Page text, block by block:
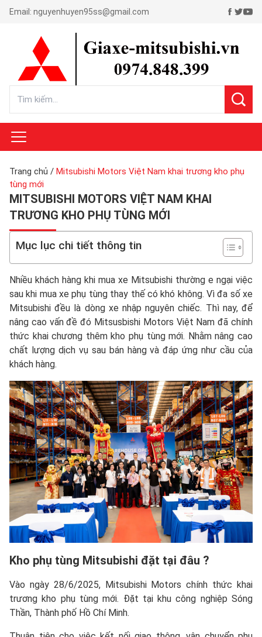
Email: nguyenhuyen95ss@gmail.com
Trang chủ / Mitsubishi Motors Việt Nam khai trương kho phụ
tùng mới
MITSUBISHI MOTORS VIỆT NAM KHAI
TRƯƠNG KHO PHỤ TÙNG MỚI
Mục lục chi tiết thông tin
Nhiều khách hàng khi mua xe Mitsubishi thường e ngại việc
sau khi mua xe phụ tùng thay thế có khó không. Vì đa số xe
Mitsubishi đều là dòng xe nhập nguyên chiếc. Thì nay, để
nâng cao vấn đề đó Mitsusbishi Motors Việt Nam đã chính
thức khai chương thêm kho phụ tùng mới. Nhằm nâng cao
chất lượng dịch vụ sau bán hàng và đáp ứng như cầu của
khách hàng.
Kho phụ tùng Mitsubishi đặt tại đâu ?
Vào ngày 28/6/2025, Mitsubishi Motors chính thức khai
trương kho phụ tùng mới. Đặt tại khu công nghiệp Sóng
Thần, Thành phố Hồ Chí Minh.